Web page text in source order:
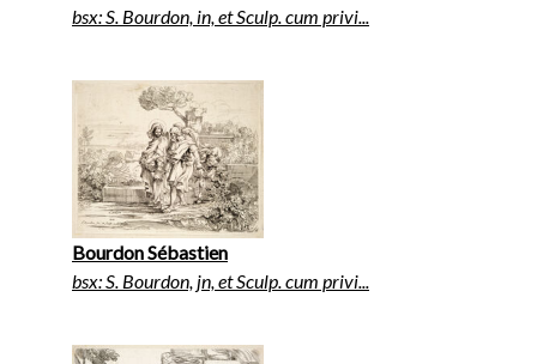
bsx: S. Bourdon, in, et Sculp. cum privi...
Bourdon Sébastien
bsx: S. Bourdon, jn, et Sculp. cum privi...